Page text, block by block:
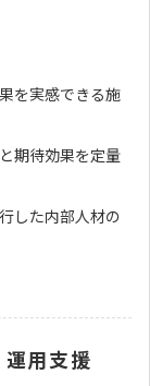
を実感できる施
期待効果を定量
した内部人材の
用支援